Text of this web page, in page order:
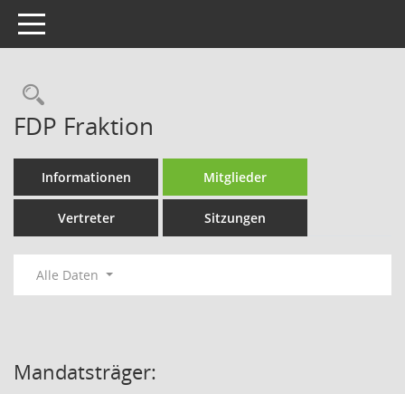
Toggle navigation
Rechercheauswahl
FDP Fraktion
Informationen Mitglieder
Vertreter Sitzungen
Alle Daten
Mandatsträger: